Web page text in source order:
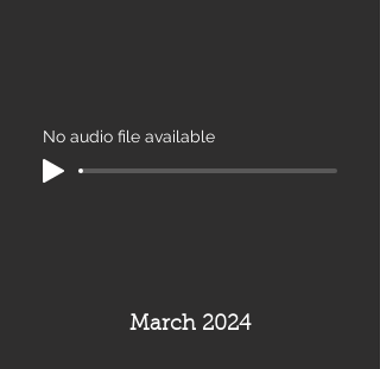
No audio file available
March 2024